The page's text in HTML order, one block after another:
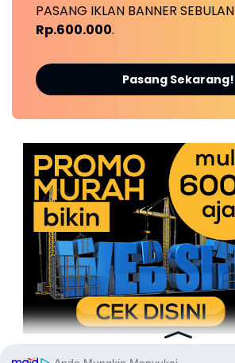
PASANG IKLAN BANNER
Rp.600.000.
Pasang Sekarang!